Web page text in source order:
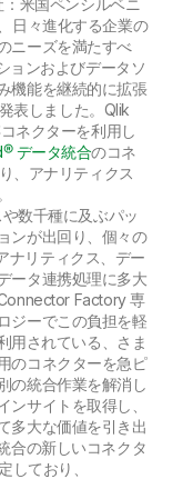
米国ペンシルベニ
日々進化する企業の
ニーズを満たすべ
ョンおよびデータソ
機能を継続的に拡張
表しました。Qlik
ネクターを利用し
データ統合のコネ
、アナリティクス
数千種に及ぶパッ
ンが出回り、個々の
ナリティクス、デー
ータ連携処理に多大
Factory 専
ジーでこの負担を軽
用されている、さま
のコネクターを急ピ
の統合作業を解消し
サイトを取得し、
多大な価値を引き出
合の新しいコネクタ
しており、